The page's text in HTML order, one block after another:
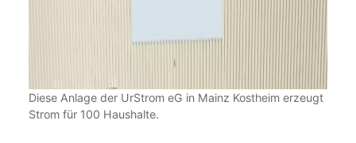
Diese Anlage der UrStrom eG in Mainz Kostheim erzeugt
Strom für 100 Haushalte.